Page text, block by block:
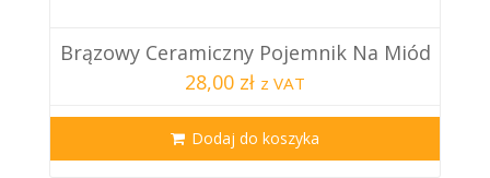
Brązowy Ceramiczny Pojemnik Na Miód
28,00 zł z VAT
Dodaj do koszyka